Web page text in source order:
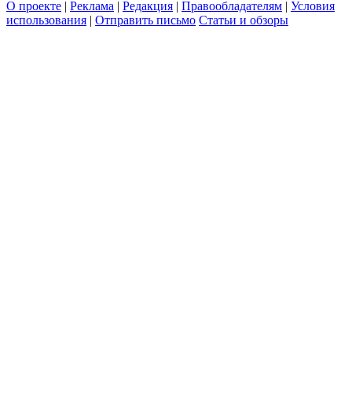
О проекте | Реклама | Редакция | Правообладателям | Условия
использования | Отправить письмо Статьи и обзоры